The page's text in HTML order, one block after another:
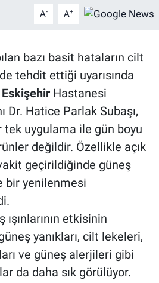
A- A+
bazı basit hataların cilt
tehdit ettiği uyarısında
EskişehirHastanesi
Dr. Hatice Parlak Subaşı,
tek uygulama ile gün boyu
değildir. Özellikle açık
geçirildiğinde güneş
bir yenilenmesi
etkisinin
yanıkları, cilt lekeleri,
ve güneş alerjileri gibi
da daha sık görülüyor.